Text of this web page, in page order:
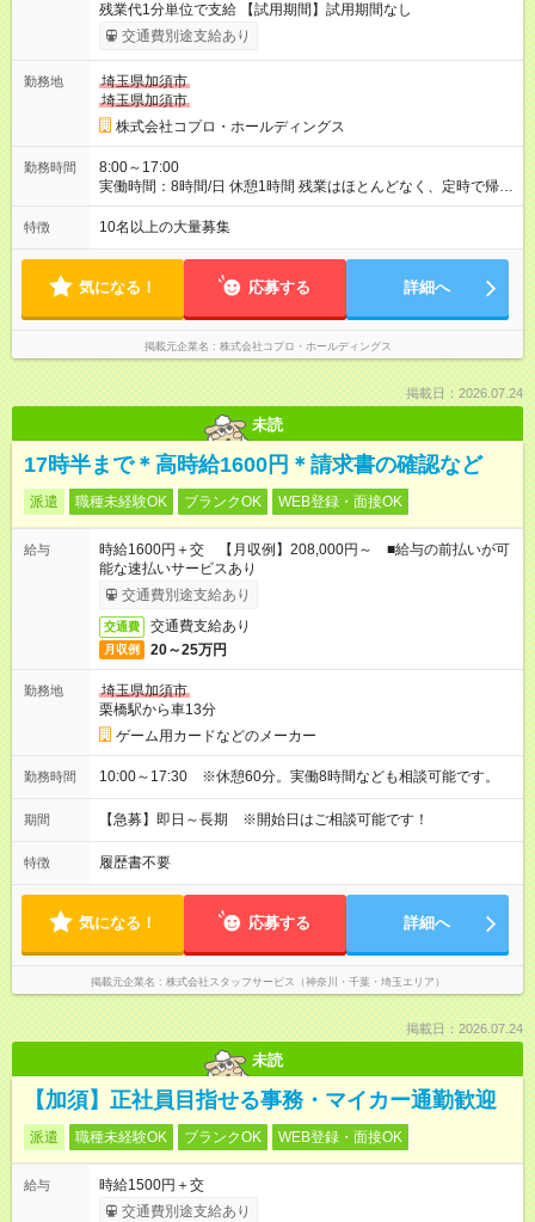
残業代1分単位で支給 【試用期間】試用期間なし
交通費別途支給あり
勤務地
埼玉県加須市
埼玉県加須市
株式会社コプロ・ホールディングス
勤務時間
8:00～17:00
実働時間：8時間/日 休憩1時間 残業はほとんどなく、定時で帰れ
る日が多い働き方です。 毎日の業務は進捗管理や事務が中心な
ので、 「今日やるべき仕事」が終われば、自然と区切りをつけ
方を大切にしています。
特徴 10名以上の大量募集
気になる！ 応募する 詳細へ
掲載元企業名 株式会社コプロ・ホールディングス
掲載日：2026.07.24
未読
17時半まで＊高時給1600円＊請求書の確認など
派遣 職種未経験OK ブランクOK WEB登録・面接OK
給与
時給1600円＋交 【月収例】208,000円～ ■給与の前払いが可
能な速払いサービスあり
交通費別途支給あり
交通費 交通費支給あり
月収例 20～25万円
勤務地
埼玉県加須市
栗橋駅から車13分
ゲーム用カードなどのメーカー
勤務時間 10:00～17:30 ※休憩60分。実働8時間なども相談可能です。
期間 【急募】即日～長期 ※開始日はご相談可能です！
特徴 履歴書不要
気になる！ 応募する 詳細へ
掲載元企業名 株式会社スタッフサービス（神奈川・千葉・埼玉エリア）
掲載日：2026.07.24
未読
【加須】正社員目指せる事務・マイカー通勤歓迎
派遣 職種未経験OK ブランクOK WEB登録・面接OK
給与
時給1500円＋交
交通費別途支給あり